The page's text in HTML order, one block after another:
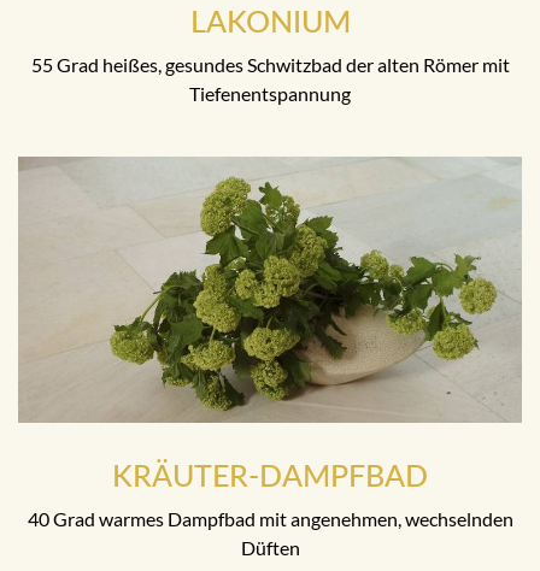
LAKONIUM
55 Grad heißes, gesundes Schwitzbad der alten Römer mit
Tiefenentspannung
KRÄUTER-DAMPFBAD
40 Grad warmes Dampfbad mit angenehmen, wechselnden
Düften